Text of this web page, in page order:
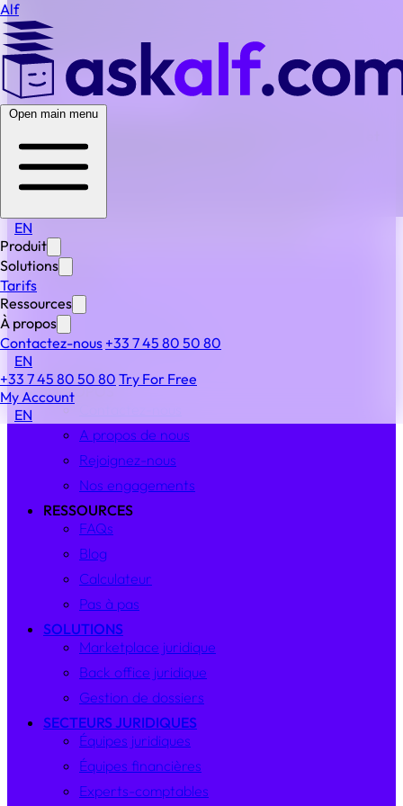
Alf
Open main menu
EN
Produit
Solutions
Tarifs
Ressources
À propos
Contactez-nous +33 7 45 80 50 80
EN
+33 7 45 80 50 80 Try For Free
My Account
EN
BACK TO ALL FAQS
pas seulement la réduction des coûts ?
Oui. En évitant les délais non respectés, le travail en
permet de quantifier les économies indirectes
parallèlement aux réductions de coûts directs.
PRODUIT
Produit
Fonctionnalités
IA & automatisation
À PROPOS
A propos de nous
Rejoignez-nous
Nos engagements
RESSOURCES
FAQs
Blog
Calculateur
Pas à pas
SOLUTIONS
Marketplace juridique
Back office juridique
Gestion de dossiers
SECTEURS JURIDIQUES
Équipes juridiques
Équipes financières
Experts-comptables